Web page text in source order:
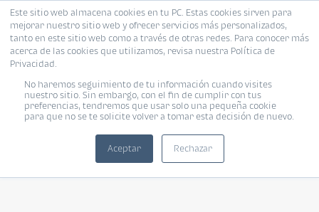
Este sitio web almacena cookies en tu PC. Estas cookies sirven para
mejorar nuestro sitio web y ofrecer servicios más personalizados,
tanto en este sitio web como a través de otras redes. Para conocer más
acerca de las cookies que utilizamos, revisa nuestra Política de
Privacidad.
No haremos seguimiento de tu información cuando visites
nuestro sitio. Sin embargo, con el fin de cumplir con tus
preferencias, tendremos que usar solo una pequeña cookie
para que no se te solicite volver a tomar esta decisión de nuevo.
Aceptar Rechazar